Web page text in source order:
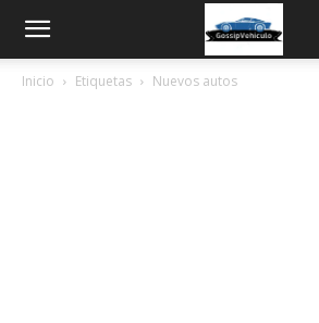
Inicio Etiquetas Nuevos autos